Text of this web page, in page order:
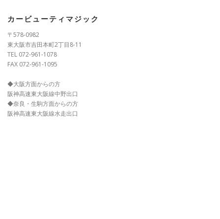
カービューティマジック
〒578-0982
東大阪市吉田本町2丁目8-11
TEL 072-961-1078
FAX 072-961-1095
◆大阪方面からの方
阪神高速東大阪線中野出口
◆奈良・生駒方面からの方
阪神高速東大阪線水走出口